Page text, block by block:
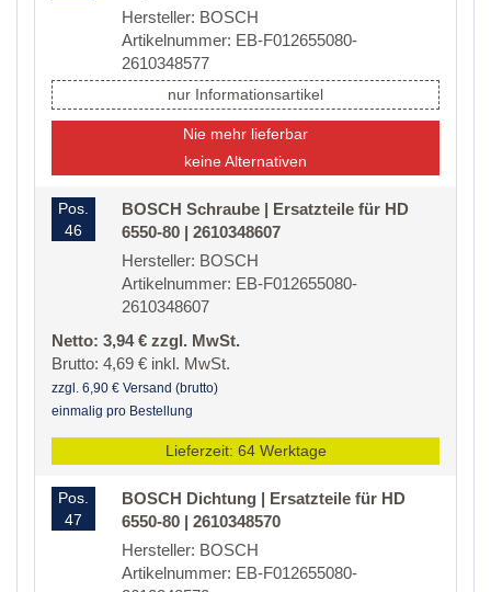
Hersteller: BOSCH
Artikelnummer: EB-F012655080-
2610348577
nur Informationsartikel
Nie mehr lieferbar
keine Alternativen
Pos.
46
BOSCH Schraube | Ersatzteile für HD
6550-80 | 2610348607
Hersteller: BOSCH
Artikelnummer: EB-F012655080-
2610348607
Netto: 3,94 € zzgl. MwSt.
Brutto: 4,69 € inkl. MwSt.
zzgl. 6,90 € Versand (brutto)
einmalig pro Bestellung
Lieferzeit: 64 Werktage
Pos.
47
BOSCH Dichtung | Ersatzteile für HD
6550-80 | 2610348570
Hersteller: BOSCH
Artikelnummer: EB-F012655080-